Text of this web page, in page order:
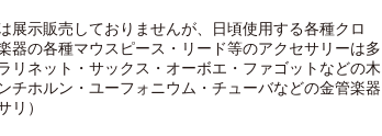
示販売しておりませんが、日頃使用する各種クロ
器の各種マウスピース・リード等のアクセサリーは多
リネット・サックス・オーボエ・ファゴットなどの木
チホルン・ユーフォニウム・チューバなどの金管楽器
リ）